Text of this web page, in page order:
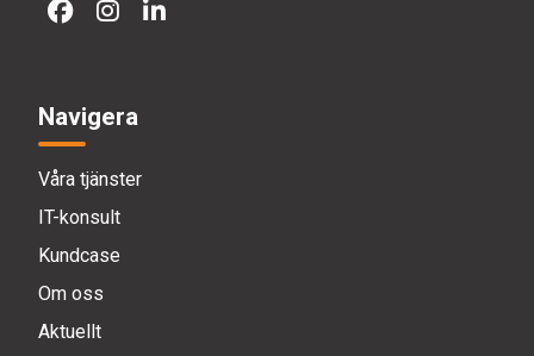
Navigera
Våra tjänster
IT-konsult
Kundcase
Om oss
Aktuellt